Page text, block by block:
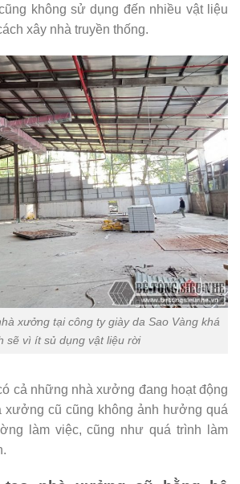
không sử dụng đến nhiều vật liệu
xây nhà truyền thống.
xưởng tại công ty giày da Sao Vàng khá
sẽ vì ít sủ dụng vật liệu rời
cả những nhà xưởng đang hoạt động
xưởng cũ cũng không ảnh hưởng quá
làm việc, cũng như quá trình làm